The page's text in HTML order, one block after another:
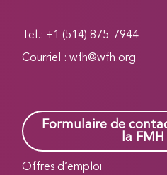
Tel.: +1 (514) 875-7944
Courriel :wfh@wfh.org
Formulaire de
la FMH
Offres d’emploi